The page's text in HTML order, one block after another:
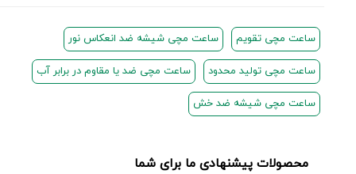
ساعت مچی تقویم ساعت مچی شیشه ضد انعکاس نور
ساعت مچی تولید محدود ساعت مچی ضد یا مقاوم در برابر آب
ساعت مچی شیشه ضد خش
محصولات پیشنهادی ما برای شما